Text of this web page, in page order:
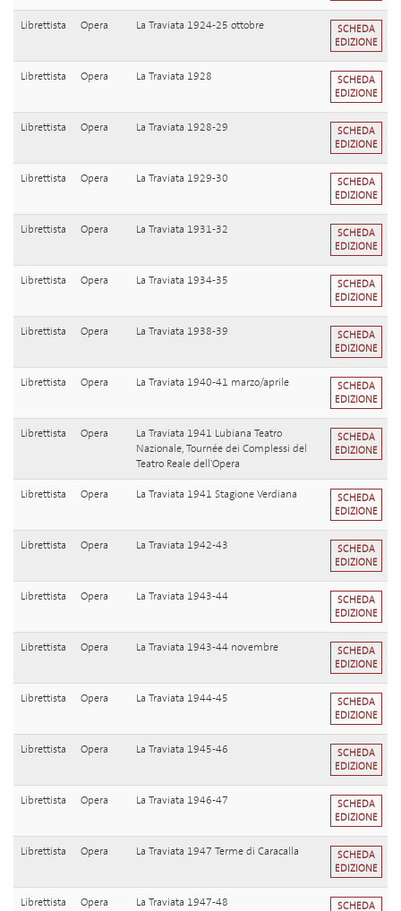
Librettista Opera La Traviata 1924-25 ottobre
SCHEDA
EDIZIONE
Librettista Opera La Traviata 1928
SCHEDA
EDIZIONE
Librettista Opera La Traviata 1928-29
SCHEDA
EDIZIONE
Librettista Opera La Traviata 1929-30
SCHEDA
EDIZIONE
Librettista Opera La Traviata 1931-32
SCHEDA
EDIZIONE
Librettista Opera La Traviata 1934-35
SCHEDA
EDIZIONE
Librettista Opera La Traviata 1938-39
SCHEDA
EDIZIONE
Librettista Opera La Traviata 1940-41 marzo/aprile
SCHEDA
EDIZIONE
Librettista Opera
La Traviata 1941 Lubiana Teatro
Nazionale, Tournée dei Complessi del
Teatro Reale dell'Opera
SCHEDA
EDIZIONE
Librettista Opera La Traviata 1941 Stagione Verdiana
SCHEDA
EDIZIONE
Librettista Opera La Traviata 1942-43
SCHEDA
EDIZIONE
Librettista Opera La Traviata 1943-44
SCHEDA
EDIZIONE
Librettista Opera La Traviata 1943-44 novembre
SCHEDA
EDIZIONE
Librettista Opera La Traviata 1944-45
SCHEDA
EDIZIONE
Librettista Opera La Traviata 1945-46
SCHEDA
EDIZIONE
Librettista Opera La Traviata 1946-47
SCHEDA
EDIZIONE
Librettista Opera La Traviata 1947 Terme di Caracalla
SCHEDA
EDIZIONE
Librettista Opera La Traviata 1947-48
SCHEDA